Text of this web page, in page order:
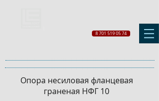
8 701 519 05 74
Опора несиловая фланцевая
гpaнeнaя НФГ 10